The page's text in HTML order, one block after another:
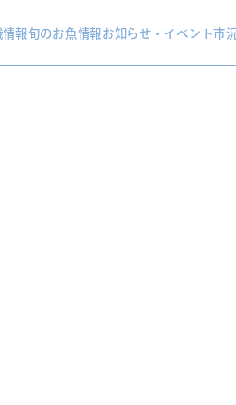
情報旬のお魚情報お知らせ・イベント市